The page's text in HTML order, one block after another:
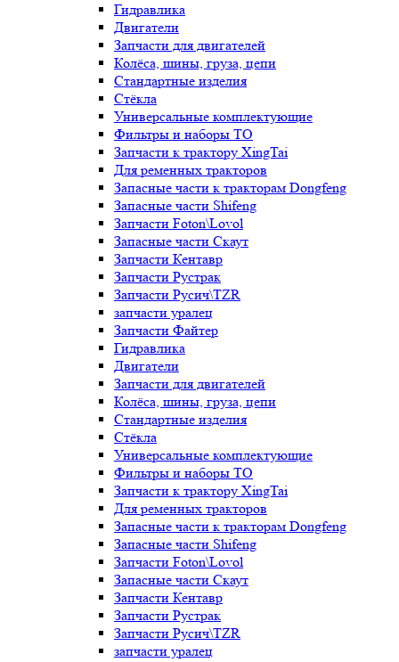
Гидравлика
Двигатели
Запчасти для двигателей
Колёса, шины, груза, цепи
Стандартные изделия
Стёкла
Универсальные комплектующие
Фильтры и наборы ТО
Запчасти к трактору XingTai
Для ременных тракторов
Запасные части к тракторам Dongfeng
Запасные части Shifeng
Запчасти Foton\Lovol
Запасные части Скаут
Запчасти Кентавр
Запчасти Рустрак
Запчасти Русич\TZR
запчасти уралец
Запчасти Файтер
Гидравлика
Двигатели
Запчасти для двигателей
Колёса, шины, груза, цепи
Стандартные изделия
Стёкла
Универсальные комплектующие
Фильтры и наборы ТО
Запчасти к трактору XingTai
Для ременных тракторов
Запасные части к тракторам Dongfeng
Запасные части Shifeng
Запчасти Foton\Lovol
Запасные части Скаут
Запчасти Кентавр
Запчасти Рустрак
Запчасти Русич\TZR
запчасти уралец